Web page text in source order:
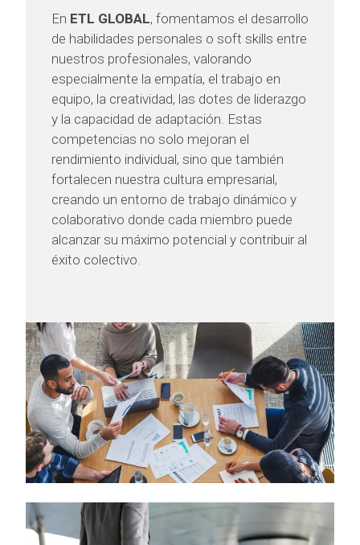
En ETL GLOBAL, fomentamos el desarrollo
de habilidades personales o soft skills entre
nuestros profesionales, valorando
especialmente la empatía, el trabajo en
equipo, la creatividad, las dotes de liderazgo
y la capacidad de adaptación. Estas
competencias no solo mejoran el
rendimiento individual, sino que también
fortalecen nuestra cultura empresarial,
creando un entorno de trabajo dinámico y
colaborativo donde cada miembro puede
alcanzar su máximo potencial y contribuir al
éxito colectivo.